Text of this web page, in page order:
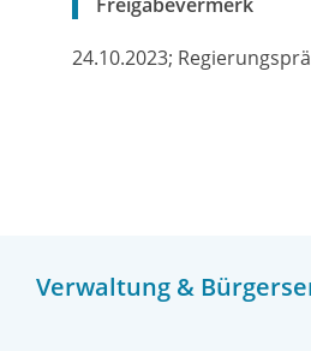
Verwaltung &
24.10.2023;